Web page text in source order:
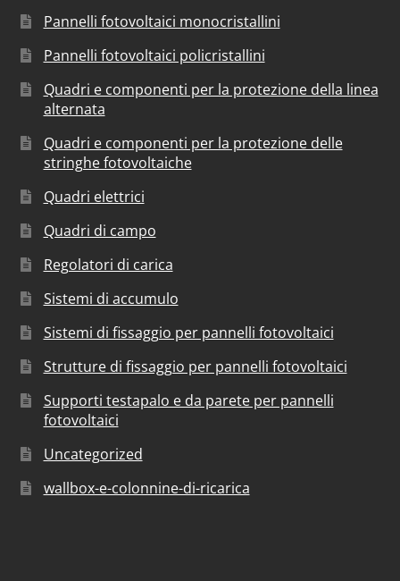
Pannelli fotovoltaici monocristallini
Pannelli fotovoltaici policristallini
Quadri e componenti per la protezione della linea
alternata
Quadri e componenti per la protezione delle
stringhe fotovoltaiche
Quadri elettrici
Quadri di campo
Regolatori di carica
Sistemi di accumulo
Sistemi di fissaggio per pannelli fotovoltaici
Strutture di fissaggio per pannelli fotovoltaici
Supporti testapalo e da parete per pannelli
fotovoltaici
Uncategorized
wallbox-e-colonnine-di-ricarica